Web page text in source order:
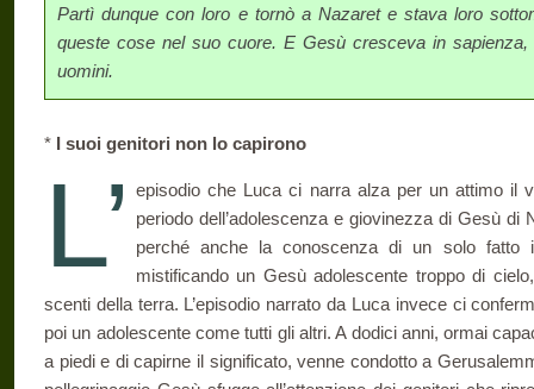
Partì dunque con loro e tornò a Nazaret e stava loro
queste cose nel suo cuore. E Gesù cresceva in
uomini.
* I suoi genitori non lo capirono
L’
episodio che Luca ci narra alza per un attimo il
periodo dell’adolescenza e giovinezza di Gesù di
perché anche la conoscenza di un solo fatto
mistificando un Gesù adolescente troppo di
scenti della terra. L’episodio narrato da Luca invece ci
poi un adolescente come tutti gli altri. A dodici anni, ormai
a piedi e di capirne il significato, venne condotto a